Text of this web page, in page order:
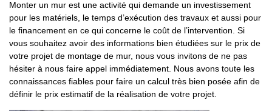
Monter un mur est une activité qui demande un investissement
pour les matériels, le temps d’exécution des travaux et aussi pour
le financement en ce qui concerne le coût de l’intervention. Si
vous souhaitez avoir des informations bien étudiées sur le prix de
votre projet de montage de mur, nous vous invitons de ne pas
hésiter à nous faire appel immédiatement. Nous avons toute les
connaissances fiables pour faire un calcul très bien posée afin de
définir le prix estimatif de la réalisation de votre projet.